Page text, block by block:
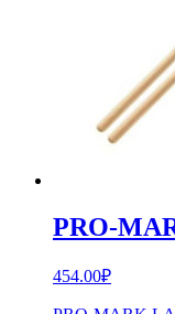
PRO-
454.00₽